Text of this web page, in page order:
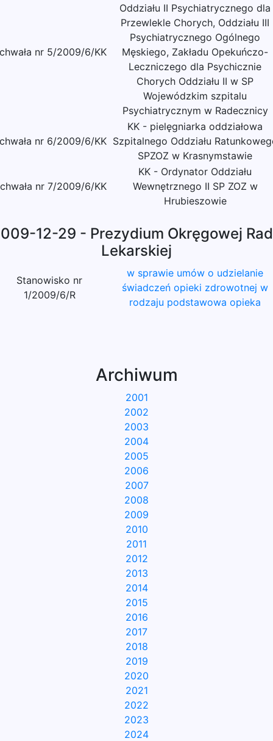
nr 5/2009/6/KK
Oddziału II Psychiatrycznego dla
Przewlekle Chorych, Oddziału III
Psychiatrycznego Ogólnego
Męskiego, Zakładu Opekuńczo-
Leczniczego dla Psychicznie
Chorych Oddziału II w SP
Wojewódzkim szpitalu
Psychiatrycznym w Radecznicy
nr 6/2009/6/KK
KK - pielęgniarka oddziałowa
Szpitalnego Oddziału
SPZOZ w Krasnymstawie
nr 7/2009/6/KK
KK - Ordynator Oddziału
Wewnętrznego II SP ZOZ w
Hrubieszowie
12-29 - Prezydium Okręgowej
Lekarskiej
Stanowisko nr
1/2009/6/R
w sprawie umów o udzielanie
świadczeń opieki zdrowotnej w
rodzaju podstawowa opieka
Archiwum
2001
2002
2003
2004
2005
2006
2007
2008
2009
2010
2011
2012
2013
2014
2015
2016
2017
2018
2019
2020
2021
2022
2023
2024